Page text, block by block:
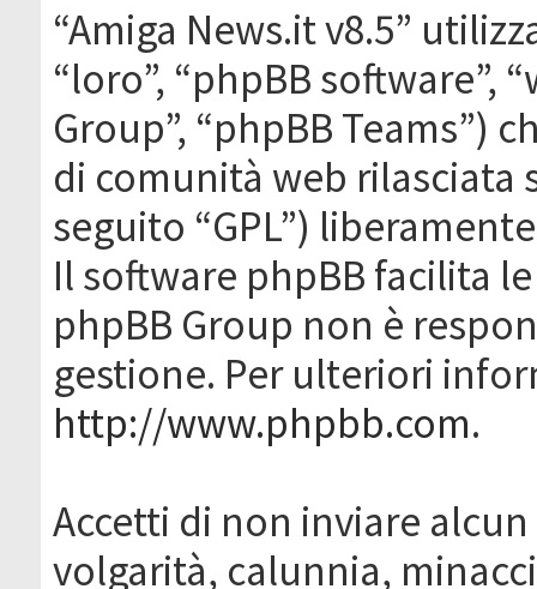
“Amiga News.it v8.5”
“loro”, “phpBB software”,
Group”, “phpBB Teams”)
di comunità web rilasciata
seguito “GPL”)
Il software phpBB facilita
phpBB Group non è
gestione. Per ulteriori
http://www.phpbb.com.
Accetti di non inviare
volgarità, calunnia,